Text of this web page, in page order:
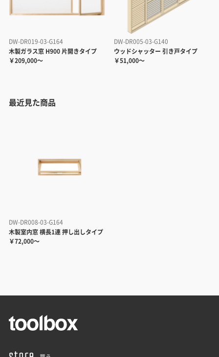
DW-DR019-03-G164
木製ガラス窓 H900 片開きタイプ
￥209,000～
DW-DR005-03-G140
ウッドシャッター 引き戸タイプ
￥51,000～
最近見た商品
DW-DR008-03-G164
木製室内窓 横長1連 押し出しタイプ
￥72,000～